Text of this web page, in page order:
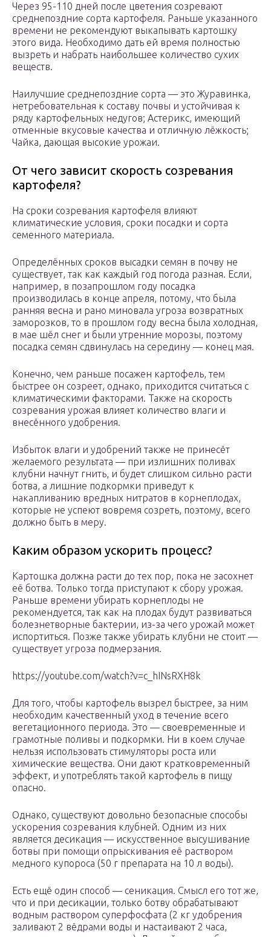
Через 95-110 дней после цветения созревают
среднепоздние сорта картофеля. Раньше указанного
времени не рекомендуют выкапывать картошку
этого вида. Необходимо дать ей время полностью
вызреть и набрать наибольшее количество сухих
веществ.
Наилучшие среднепоздние сорта — это Журавинка,
нетребовательная к составу почвы и устойчивая к
ряду картофельных недугов; Астерикс, имеющий
отменные вкусовые качества и отличную лёжкость;
Чайка, дающая высокие урожаи.
От чего зависит скорость созревания
картофеля?
На сроки созревания картофеля влияют
климатические условия, сроки посадки и сорта
семенного материала.
Определённых сроков высадки семян в почву не
существует, так как каждый год погода разная. Если,
например, в позапрошлом году посадка
производилась в конце апреля, потому, что была
ранняя весна и рано миновала угроза возвратных
заморозков, то в прошлом году весна была холодная,
в мае шёл снег и были утренние морозы, поэтому
посадка семян сдвинулась на середину — конец мая.
Конечно, чем раньше посажен картофель, тем
быстрее он созреет, однако, приходится считаться с
климатическими факторами. Также на скорость
созревания урожая влияет количество влаги и
внесённого удобрения.
Избыток влаги и удобрений также не принесёт
желаемого результата — при излишних поливах
клубни начнут гнить, и будет слишком сильно расти
ботва, а лишние подкормки приведут к
накапливанию вредных нитратов в корнеплодах,
которые не успеют вовремя созреть, поэтому, всего
должно быть в меру.
Каким образом ускорить процесс?
Картошка должна расти до тех пор, пока не засохнет
её ботва. Только тогда приступают к сбору урожая.
Раньше времени убирать корнеплоды не
рекомендуется, так как на плодах будут развиваться
болезнетворные бактерии, из-за чего урожай может
испортиться. Позже также убирать клубни не стоит —
существует угроза подмерзания.
https://youtube.com/watch?v=c_hINsRXH8k
Для того, чтобы картофель вызрел быстрее, за ним
необходим качественный уход в течение всего
вегетационного периода. Это — своевременные и
грамотные поливы и подкормки. Ни в коем случае
нельзя использовать стимуляторы роста или
химические вещества. Они дают кратковременный
эффект, и употреблять такой картофель в пищу
опасно.
Однако, существуют довольно безопасные способы
ускорения созревания клубней. Одним из них
является десикация — искусственное высушивание
ботвы при помощи опрыскивания её раствором
медного купороса (50 г препарата на 10 л воды).
Есть ещё один способ — сеникация. Смысл его тот же,
что и при десикации, только ботву обрабатывают
водным раствором суперфосфата (2 кг удобрения
заливают 2 вёдрами воды и настаивают 2 часа,